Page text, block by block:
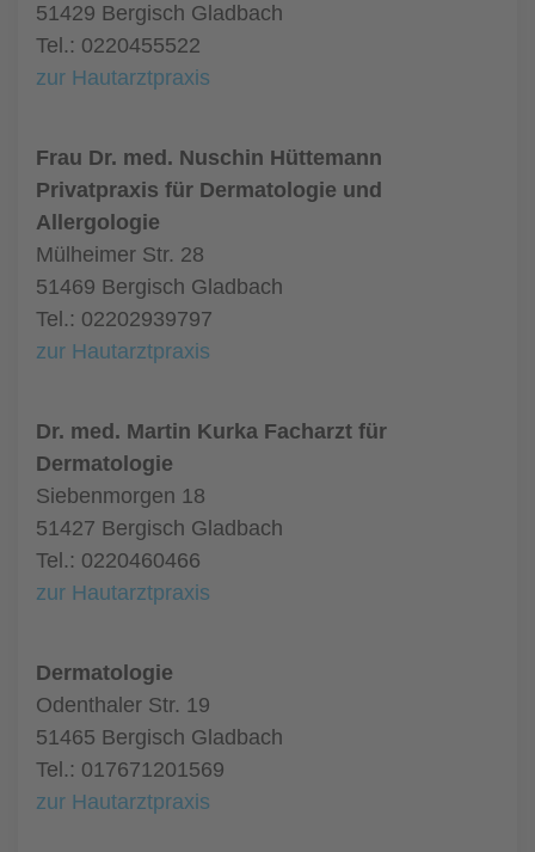
51429 Bergisch Gladbach
Tel.: 0220455522
zur Hautarztpraxis
Frau Dr. med. Nuschin Hüttemann
Privatpraxis für Dermatologie und
Allergologie
Mülheimer Str. 28
51469 Bergisch Gladbach
Tel.: 02202939797
zur Hautarztpraxis
Dr. med. Martin Kurka Facharzt für
Dermatologie
Siebenmorgen 18
51427 Bergisch Gladbach
Tel.: 0220460466
zur Hautarztpraxis
Dermatologie
Odenthaler Str. 19
51465 Bergisch Gladbach
Tel.: 017671201569
zur Hautarztpraxis